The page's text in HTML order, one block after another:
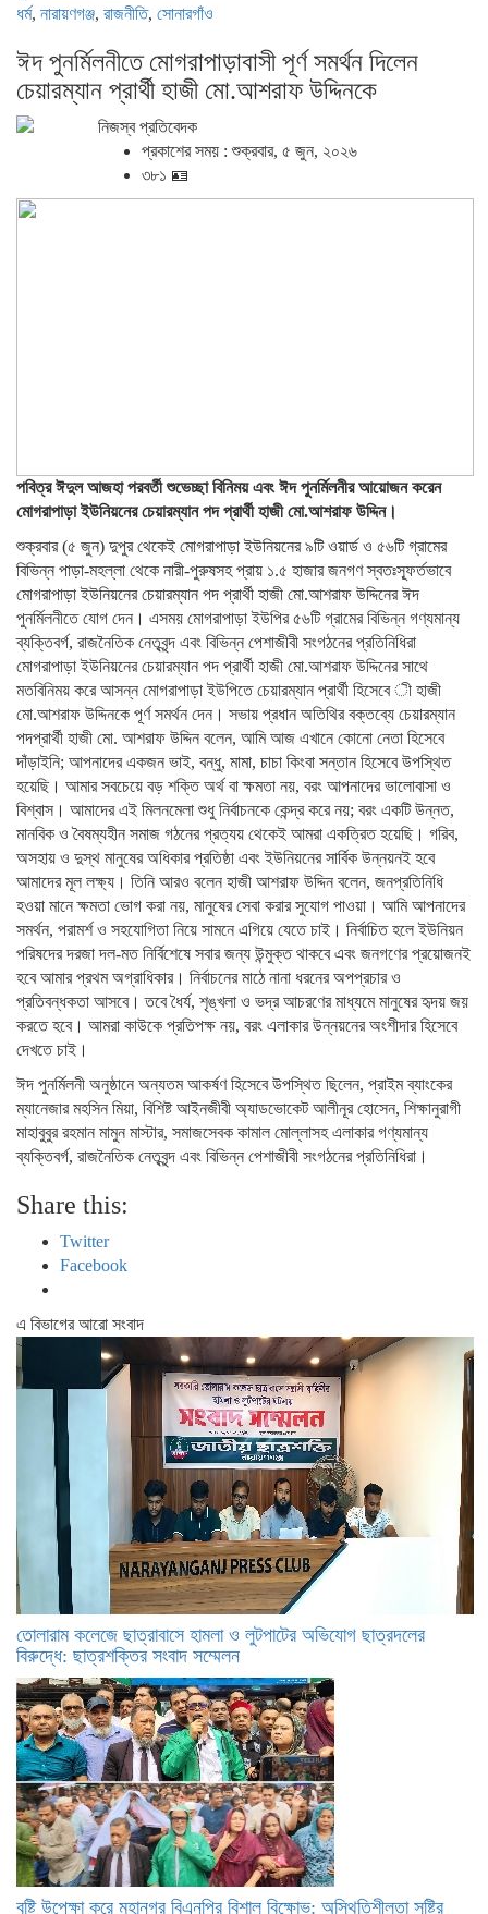
ধর্ম, নারায়ণগঞ্জ, রাজনীতি, সোনারগাঁও
ঈদ পুনর্মিলনীতে মোগরাপাড়াবাসী পূর্ণ সমর্থন দিলেন
চেয়ারম্যান প্রার্থী হাজী মো.আশরাফ উদ্দিনকে
নিজস্ব প্রতিবেদক
প্রকাশের সময় : শুক্রবার, ৫ জুন, ২০২৬
৩৮১ 🪪
পবিত্র ঈদুল আজহা পরবর্তী শুভেচ্ছা বিনিময় এবং ঈদ পুনর্মিলনীর আয়োজন করেন
মোগরাপাড়া ইউনিয়নের চেয়ারম্যান পদ প্রার্থী হাজী মো.আশরাফ উদ্দিন।
শুক্রবার (৫ জুন) দুপুর থেকেই মোগরাপাড়া ইউনিয়নের ৯টি ওয়ার্ড ও ৫৬টি গ্রামের
বিভিন্ন পাড়া-মহল্লা থেকে নারী-পুরুষসহ প্রায় ১.৫ হাজার জনগণ স্বতঃস্ফূর্তভাবে
মোগরাপাড়া ইউনিয়নের চেয়ারম্যান পদ প্রার্থী হাজী মো.আশরাফ উদ্দিনের ঈদ
পুনর্মিলনীতে যোগ দেন। এসময় মোগরাপাড়া ইউপির ৫৬টি গ্রামের বিভিন্ন গণ্যমান্য
ব্যক্তিবর্গ, রাজনৈতিক নেতৃবৃন্দ এবং বিভিন্ন পেশাজীবী সংগঠনের প্রতিনিধিরা
মোগরাপাড়া ইউনিয়নের চেয়ারম্যান পদ প্রার্থী হাজী মো.আশরাফ উদ্দিনের সাথে
মতবিনিময় করে আসন্ন মোগরাপাড়া ইউপিতে চেয়ারম্যান প্রার্থী হিসেবে ী হাজী
মো.আশরাফ উদ্দিনকে পূর্ণ সমর্থন দেন। সভায় প্রধান অতিথির বক্তব্যে চেয়ারম্যান
পদপ্রার্থী হাজী মো. আশরাফ উদ্দিন বলেন, আমি আজ এখানে কোনো নেতা হিসেবে
দাঁড়াইনি; আপনাদের একজন ভাই, বন্ধু, মামা, চাচা কিংবা সন্তান হিসেবে উপস্থিত
হয়েছি। আমার সবচেয়ে বড় শক্তি অর্থ বা ক্ষমতা নয়, বরং আপনাদের ভালোবাসা ও
বিশ্বাস। আমাদের এই মিলনমেলা শুধু নির্বাচনকে কেন্দ্র করে নয়; বরং একটি উন্নত,
মানবিক ও বৈষম্যহীন সমাজ গঠনের প্রত্যয় থেকেই আমরা একত্রিত হয়েছি। গরিব,
অসহায় ও দুস্থ মানুষের অধিকার প্রতিষ্ঠা এবং ইউনিয়নের সার্বিক উন্নয়নই হবে
আমাদের মূল লক্ষ্য। তিনি আরও বলেন হাজী আশরাফ উদ্দিন বলেন, জনপ্রতিনিধি
হওয়া মানে ক্ষমতা ভোগ করা নয়, মানুষের সেবা করার সুযোগ পাওয়া। আমি আপনাদের
সমর্থন, পরামর্শ ও সহযোগিতা নিয়ে সামনে এগিয়ে যেতে চাই। নির্বাচিত হলে ইউনিয়ন
পরিষদের দরজা দল-মত নির্বিশেষে সবার জন্য উন্মুক্ত থাকবে এবং জনগণের প্রয়োজনই
হবে আমার প্রথম অগ্রাধিকার। নির্বাচনের মাঠে নানা ধরনের অপপ্রচার ও
প্রতিবন্ধকতা আসবে। তবে ধৈর্য, শৃঙ্খলা ও ভদ্র আচরণের মাধ্যমে মানুষের হৃদয় জয়
করতে হবে। আমরা কাউকে প্রতিপক্ষ নয়, বরং এলাকার উন্নয়নের অংশীদার হিসেবে
দেখতে চাই।
ঈদ পুনর্মিলনী অনুষ্ঠানে অন্যতম আকর্ষণ হিসেবে উপস্থিত ছিলেন, প্রাইম ব্যাংকের
ম্যানেজার মহসিন মিয়া, বিশিষ্ট আইনজীবী অ্যাডভোকেট আলীনূর হোসেন, শিক্ষানুরাগী
মাহাবুবুর রহমান মামুন মাস্টার, সমাজসেবক কামাল মোল্লাসহ এলাকার গণ্যমান্য
ব্যক্তিবর্গ, রাজনৈতিক নেতৃবৃন্দ এবং বিভিন্ন পেশাজীবী সংগঠনের প্রতিনিধিরা।
Share this:
Twitter
Facebook
এ বিভাগের আরো সংবাদ
তোলারাম কলেজে ছাত্রাবাসে হামলা ও লুটপাটের অভিযোগ ছাত্রদলের
বিরুদ্ধে: ছাত্রশক্তির সংবাদ সম্মেলন
বৃষ্টি উপেক্ষা করে মহানগর বিএনপির বিশাল বিক্ষোভ: অস্থিতিশীলতা সৃষ্টির